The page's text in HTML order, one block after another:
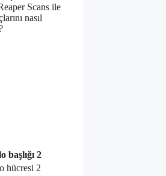
Scans ile
nasıl
başlığı 2
hücresi 2